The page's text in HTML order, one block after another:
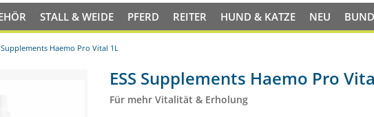
STALL & WEIDE PFERD REITER HUND & KATZE NEU
Supplements Haemo Pro Vital 1L
ESS Supplements Haemo Pro
Für mehr Vitalität & Erholung